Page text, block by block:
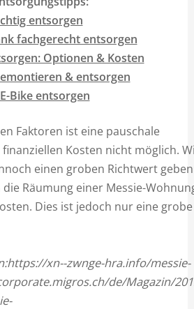
entsorgen
fachgerecht entsorgen
Optionen & Kosten
& entsorgen
Bike entsorgen
Faktoren ist eine pauschale
Kosten nicht möglich.
einen groben Richtwert
Räumung einer Messie-
Dies ist jedoch nur eine grobe
xn--zwnge-hra.info/messie-
de/Magazin/